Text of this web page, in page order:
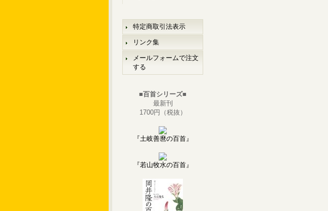
特定商取引法表示
リンク集
メールフォームで注文
する
■百首シリーズ■
最新刊
1700円（税抜）
『土岐善麿の百首』
『若山牧水の百首』